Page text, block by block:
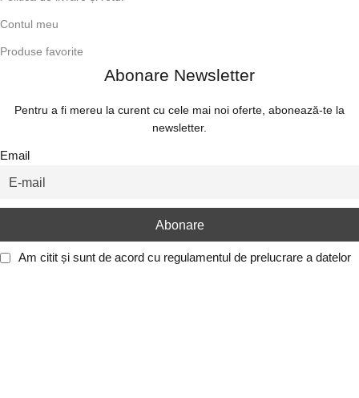
Contul meu
Produse favorite
Abonare Newsletter
Pentru a fi mereu la curent cu cele mai noi oferte, abonează-te la
newsletter.
Email
Am citit și sunt de acord cu regulamentul de prelucrare a datelor